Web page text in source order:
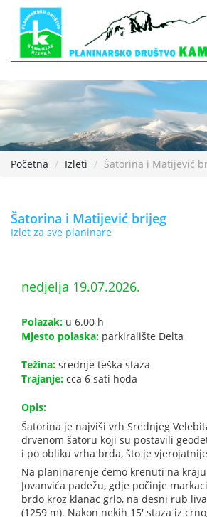
Početna Izleti Šatorina i Matijević
Šatorina i Matijević brijeg
Izlet za sve planinare
nedjelja 19.07.2026.
Polazak: u 6.00 h
Mjesto polaska: parkiralište Delta
Težina: srednje teška staza
Trajanje: cca 6 sati hoda
Opis:
Šatorina je najviši vrh Srednjeg
drvenom šatoru koji su postavili
i po obliku vrha brda, što je
Na planinarenje ćemo krenuti na
Jovanvića padežu, gdje počinje
brdo kroz klanac grlo, na desni rub
(1259 m). Nakon nekih 15' staza iz